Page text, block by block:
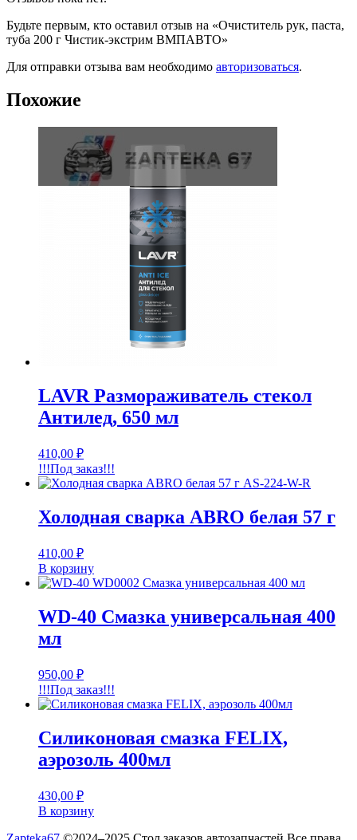
Будьте первым, кто оставил отзыв на «Очиститель рук, паста,
туба 200 г Чистик-экстрим ВМПАВТО»
Для отправки отзыва вам необходимо авторизоваться.
Похожие
LAVR Размораживатель стекол
Антилед, 650 мл
410,00 ₽
!!!Под заказ!!!
Холодная сварка ABRO белая 57 г
410,00 ₽
В корзину
WD-40 Смазка универсальная 400
мл
950,00 ₽
!!!Под заказ!!!
Силиконовая смазка FELIX,
аэрозоль 400мл
430,00 ₽
В корзину